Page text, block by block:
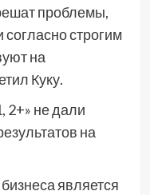
проблемы,
согласно строгим
на
Куку.
2+» не дали
на
является